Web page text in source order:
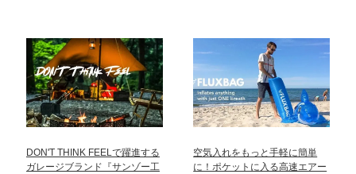
DON'T THINK FEELで躍進する
ガレージブランド『サンゾー工
空気入れをもっと手軽に簡単
に！ポケットに入る高速エアー